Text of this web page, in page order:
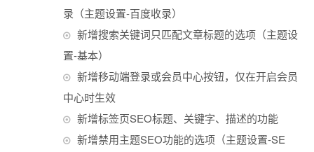
录（主题设置-百度收录）
新增搜索关键词只匹配文章标题的选项（主题设
置-基本）
新增移动端登录或会员中心按钮，仅在开启会员
中心时生效
新增标签页SEO标题、关键字、描述的功能
新增禁用主题SEO功能的选项（主题设置-SE